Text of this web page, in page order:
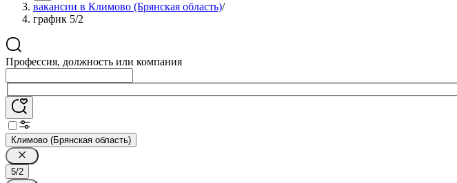
вакансии в Климово (Брянская область)/
график 5/2
Профессия, должность или компания
Климово (Брянская область)
5/2